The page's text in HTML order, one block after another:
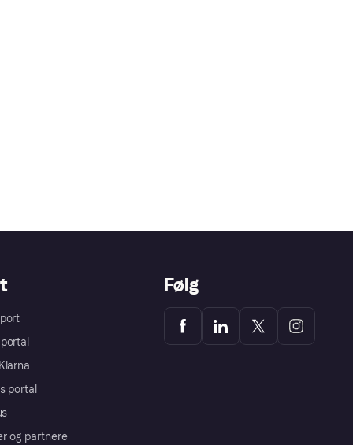
portal
og partnere
Følg